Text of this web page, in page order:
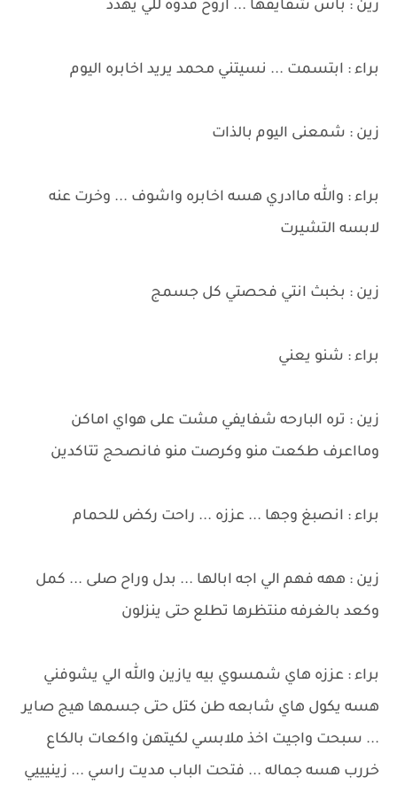
زين : باس شفايفها ... اروح فدوه للي يهدد
براء : ابتسمت ... نسيتني محمد يريد اخابره اليوم
زين : شمعنى اليوم بالذات
براء : والله ماادري هسه اخابره واشوف ... وخرت عنه
لابسه التشيرت
زين : بخبث انتي فحصتي كل جسمج
براء : شنو يعني
زين : تره البارحه شفايفي مشت على هواي اماكن
ومااعرف طكعت منو وكرصت منو فانصحج تتاكدين
براء : انصبغ وجها ... عززه ... راحت ركض للحمام
زين : ههه فهم الي اجه ابالها ... بدل وراح صلى ... كمل
وكعد بالغرفه منتظرها تطلع حتى ينزلون
براء : عززه هاي شمسوي بيه يازين والله الي يشوفني
هسه يكول هاي شابعه طن كتل حتى جسمها هيج صاير
... سبحت واجيت اخذ ملابسي لكيتهن واكعات بالكاع
خررب هسه جماله ... فتحت الباب مديت راسي ... زينيييي